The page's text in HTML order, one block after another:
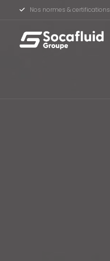
Nos normes & certifications